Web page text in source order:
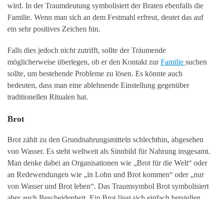
wird. In der Traumdeutung symbolisiert der Braten ebenfalls die
Familie. Wenn man sich an dem Festmahl erfreut, deutet das auf
ein sehr positives Zeichen hin.
Falls dies jedoch nicht zutrifft, sollte der Träumende
möglicherweise überlegen, ob er den Kontakt zurFamilie suchen
sollte, um bestehende Probleme zu lösen. Es könnte auch
bedeuten, dass man eine ablehnende Einstellung gegenüber
traditionellen Ritualen hat.
Brot
Brot zählt zu den Grundnahrungsmitteln schlechthin, abgesehen
von Wasser. Es steht weltweit als Sinnbild für Nahrung insgesamt.
Man denke dabei an Organisationen wie „Brot für die Welt“ oder
an Redewendungen wie „in Lohn und Brot kommen“ oder „nur
von Wasser und Brot leben“. Das Traumsymbol Brot symbolisiert